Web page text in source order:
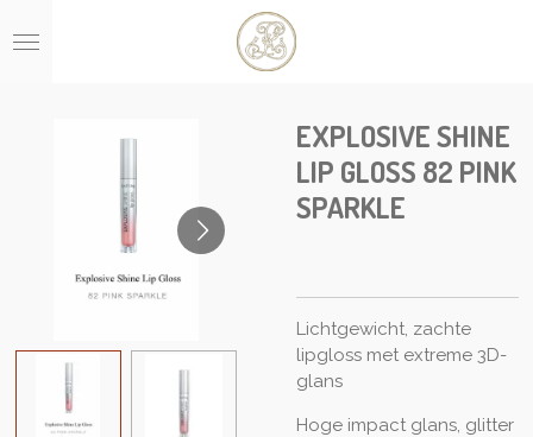
direct
EXPLOSIVE SHINE
LIP GLOSS 82 PINK
SPARKLE
Lichtgewicht, zachte
lipgloss met extreme 3D-
glans
Hoge impact glans, glitter